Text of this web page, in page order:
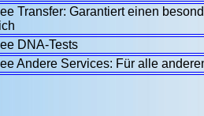
Transfer: Garantiert einen
DNA-Tests
Andere Services: Für alle